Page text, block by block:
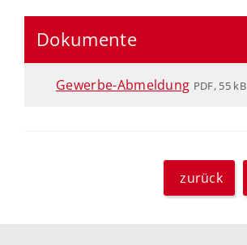
Dokumente
Gewerbe-Abmeldung PDF, 55 kB
zurück